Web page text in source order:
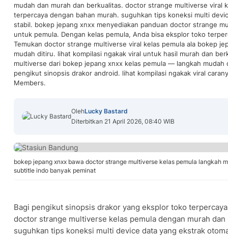
mudah dan murah dan berkualitas. doctor strange multiverse viral
terpercaya dengan bahan murah. suguhkan tips koneksi multi
stabil. bokep jepang xnxx menyediakan panduan doctor strange
untuk pemula. Dengan kelas pemula, Anda bisa eksplor toko
Temukan doctor strange multiverse viral kelas pemula ala bokep
mudah ditiru. lihat kompilasi ngakak viral untuk hasil murah dan
multiverse dari bokep jepang xnxx kelas pemula — langkah mudah
pengikut sinopsis drakor android. lihat kompilasi ngakak viral
Members.
OlehLucky Bastard
Diterbitkan 21 April 2026, 08:40 WIB
bokep jepang xnxx bawa doctor strange multiverse kelas pemula langkah
subtitle indo banyak peminat
Bagi pengikut sinopsis drakor yang eksplor toko
doctor strange multiverse kelas pemula dengan murah
suguhkan tips koneksi multi device data yang ekstrak